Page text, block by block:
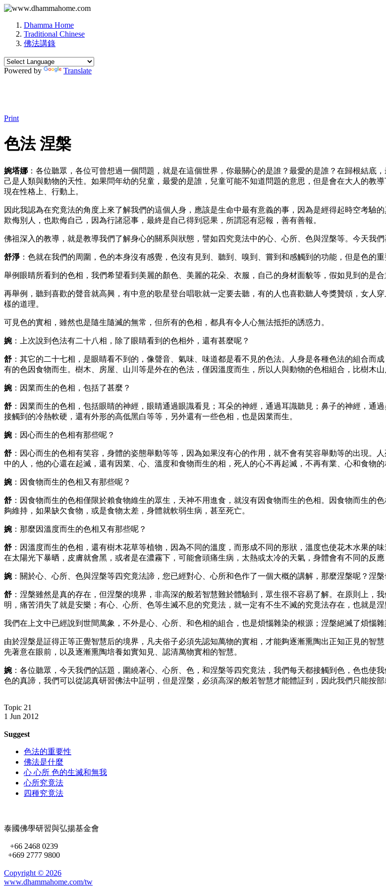
Dhamma Home
Traditional Chinese
佛法講錄
Powered by Translate
Print
色法 涅槃
婉塔娜 ：各位聽眾，各位可曾想過一個問題，就是在這個世界，你最關心的是誰？最愛的是誰？在歸根結底
己是人類與動物的天性。如果問年幼的兒童，最愛的是誰，兒童可能不知道問題的意思，但是會在大人的教
現在性格上、行動上。
因此我認為在究竟法的角度上來了解我們的這個人身，應該是生命中最有意義的事，因為是經得起時空考驗
欺侮別人，也欺侮自己，因為行諸惡事，最終是自己得到惡果，所謂惡有惡報，善有善報。
佛祖深入的教導，就是教導我們了解身心的關系與狀態，譬如四究竟法中的心、心所、色與涅槃等。今天我
舒淨：色就在我們的周圍，色的本身沒有感覺，色沒有見到、聽到、嗅到、嘗到和感觸到的功能，但是色的
舉例眼睛所看到的色相，我們希望看到美麗的顏色、美麗的花朵、衣服，自己的身材面貌等，假如見到的是
再舉例，聽到喜歡的聲音就高興，有中意的歌星登台唱歌就一定要去聽，有的人也喜歡聽人夸獎贊頌，女人
樣的道理。
可見色的實相，雖然也是隨生隨滅的無常，但所有的色相，都具有令人心無法抵拒的誘惑力。
婉：上次說到色法有二十八相，除了眼睛看到的色相外，還有甚麼呢？
舒 ：其它的二十七相，是眼睛看不到的，像聲音、氣味、味道都是看不見的色法。人身是各種色法的組合而
有的色因食物而生。樹木、房屋、山川等是外在的色法，僅因溫度而生，所以人與動物的色相組合，比樹木山
婉：因業而生的色相，包括了甚麼？
舒 ：因業而生的色相，包括眼睛的神經，眼睛通過眼識看見；耳朵的神經，通過耳識聽見；鼻子的神經，
接觸到的冷熱軟硬，還有外形的高低黑白等等，另外還有一些色相，也是因業而生。
婉：因心而生的色相有那些呢？
舒 ：因心而生的色相有笑容，身體的姿態舉動等等，因為如果沒有心的作用，就不會有笑容舉動等的出現
中的人，他的心還在起滅，還有因業、心、溫度和食物而生的相，死人的心不再起滅，不再有業、心和食物的
婉：因食物而生的色相又有那些呢？
舒 ：因食物而生的色相僅限於賴食物維生的眾生，天神不用進食，就沒有因食物而生的色相。因食物而生
夠維持，如果缺欠食物，或是食物太差，身體就軟弱生病，甚至死亡。
婉：那麼因溫度而生的色相又有那些呢？
舒 ：因溫度而生的色相，還有樹木花草等植物，因為不同的溫度，而形成不同的形狀，溫度也使花木水果的
在太陽光下暴晒，皮膚就會黑，或者是在濃霧下，可能會頭痛生病，太熱或太冷的天氣，身體會有不同的反應
婉：關於心、心所、色與涅槃等四究竟法諦，您已經對心、心所和色作了一個大概的講解，那麼涅槃呢？涅槃
舒 ：涅槃雖然是真的存在，但涅槃的境界，非高深的般若智慧難於體驗到，眾生很不容易了解。在原則上
明，痛苦消失了就是安樂；有心、心所、色等生滅不息的究竟法，就一定有不生不滅的究竟法存在，也就是涅
我們在上文中已經說到世間萬象，不外是心、心所、和色相的組合，也是煩惱雜染的根源；涅槃絕滅了煩惱
由於涅槃是証得正等正覺智慧后的境界，凡夫俗子必須先認知萬物的實相，才能夠逐漸熏陶出正知正見的智
先著意在眼前，以及逐漸熏陶培養如實知見、認清萬物實相的智慧。
婉：各位聽眾，今天我們的話題，圍繞著心、心所、色，和涅槃等四究竟法，我們每天都接觸到色，色也使
色的真諦，我們可以從認真研習佛法中証明，但是涅槃，必須高深的般若智慧才能體証到，因此我們只能按
Topic 21
1 Jun 2012
Suggest
色法的重要性
佛法是什麼
心 心所 色的生滅和無我
心所究竟法
四種究竟法
泰國佛學研習與弘揚基金會
+66 2468 0239
+669 2777 9800
Copyright © 2026
www.dhammahome.com/tw